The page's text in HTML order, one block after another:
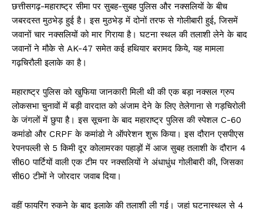
छत्तीसगढ़-महाराष्ट्र सीमा पर सुबह-सुबह पुलिस और नक्सलियों के बीच
जबरदस्त मुठभेड़ हुई है। इस मुठभेड़ में दोनों तरफ से गोलीबारी हुई, जिसमें
जवानों चार नक्सलियों को मार गिराया है। घटना स्थल की तलाशी लेने के बाद
जवानों ने मौके से AK-47 समेत कई हथ‍ियार बरामद किये, यह मामला
गढ़चिरौली इलाके का है।
महाराष्ट्र पुलिस को खुफिया जानकारी मिली थी की एक बड़ा नक्सल ग्रुप
लोकसभा चुनावों में बड़ी वारदात को अंजाम देने के लिए तेलेगाना से गड़चिरोली
के जंगलों में छुपा है। इस सूचना के बाद महाराष्ट्र पुलिस की स्पेशल C-60
कमांडो और CRPF के कमांडो ने ऑपरेशन शुरू किया। इस दौरान एसपीएस
रेपनपल्ली से 5 किमी दूर कोलामरका पहाड़ों में आज सुबह तलाशी के दौरान 4
सी60 पार्टियों वाली एक टीम पर नक्सलियों ने अंधाधुंध गोलीबारी की, जिसका
सी60 टीमों ने जोरदार जवाब दिया।
वहीं फायरिंग रुकने के बाद इलाके की तलाशी ली गई। जहां घटनास्थल से 4